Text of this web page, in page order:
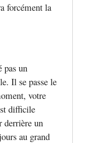
forcément la
pas un
Il se passe le
votre
difficile
derrière un
au grand